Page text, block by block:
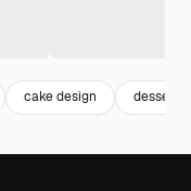
cake design dessert